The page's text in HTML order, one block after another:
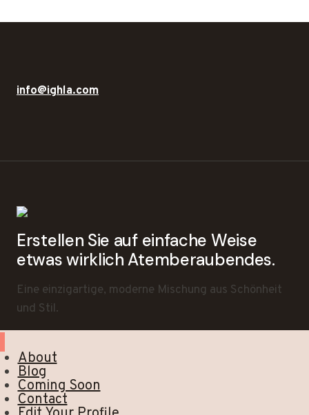
info@ighla.com
Erstellen Sie auf einfache Weise
etwas wirklich Atemberaubendes.
Eine einzigartige, moderne Mischung aus Schönheit
und Stil.
About
Blog
Coming Soon
Contact